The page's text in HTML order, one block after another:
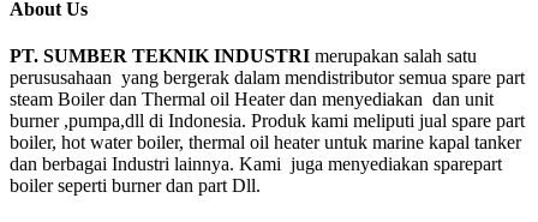
About Us
PT. SUMBER TEKNIK INDUSTRI merupakan salah satu
perususahaan yang bergerak dalam mendistributor semua spare part
steam Boiler dan Thermal oil Heater dan menyediakan dan unit
burner ,pumpa,dll di Indonesia. Produk kami meliputi jual spare part
boiler, hot water boiler, thermal oil heater untuk marine kapal tanker
dan berbagai Industri lainnya. Kami juga menyediakan sparepart
boiler seperti burner dan part Dll.